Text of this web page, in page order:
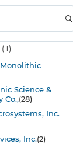
(1)
Science &
Co.,(28)
Inc.
Inc.(2)